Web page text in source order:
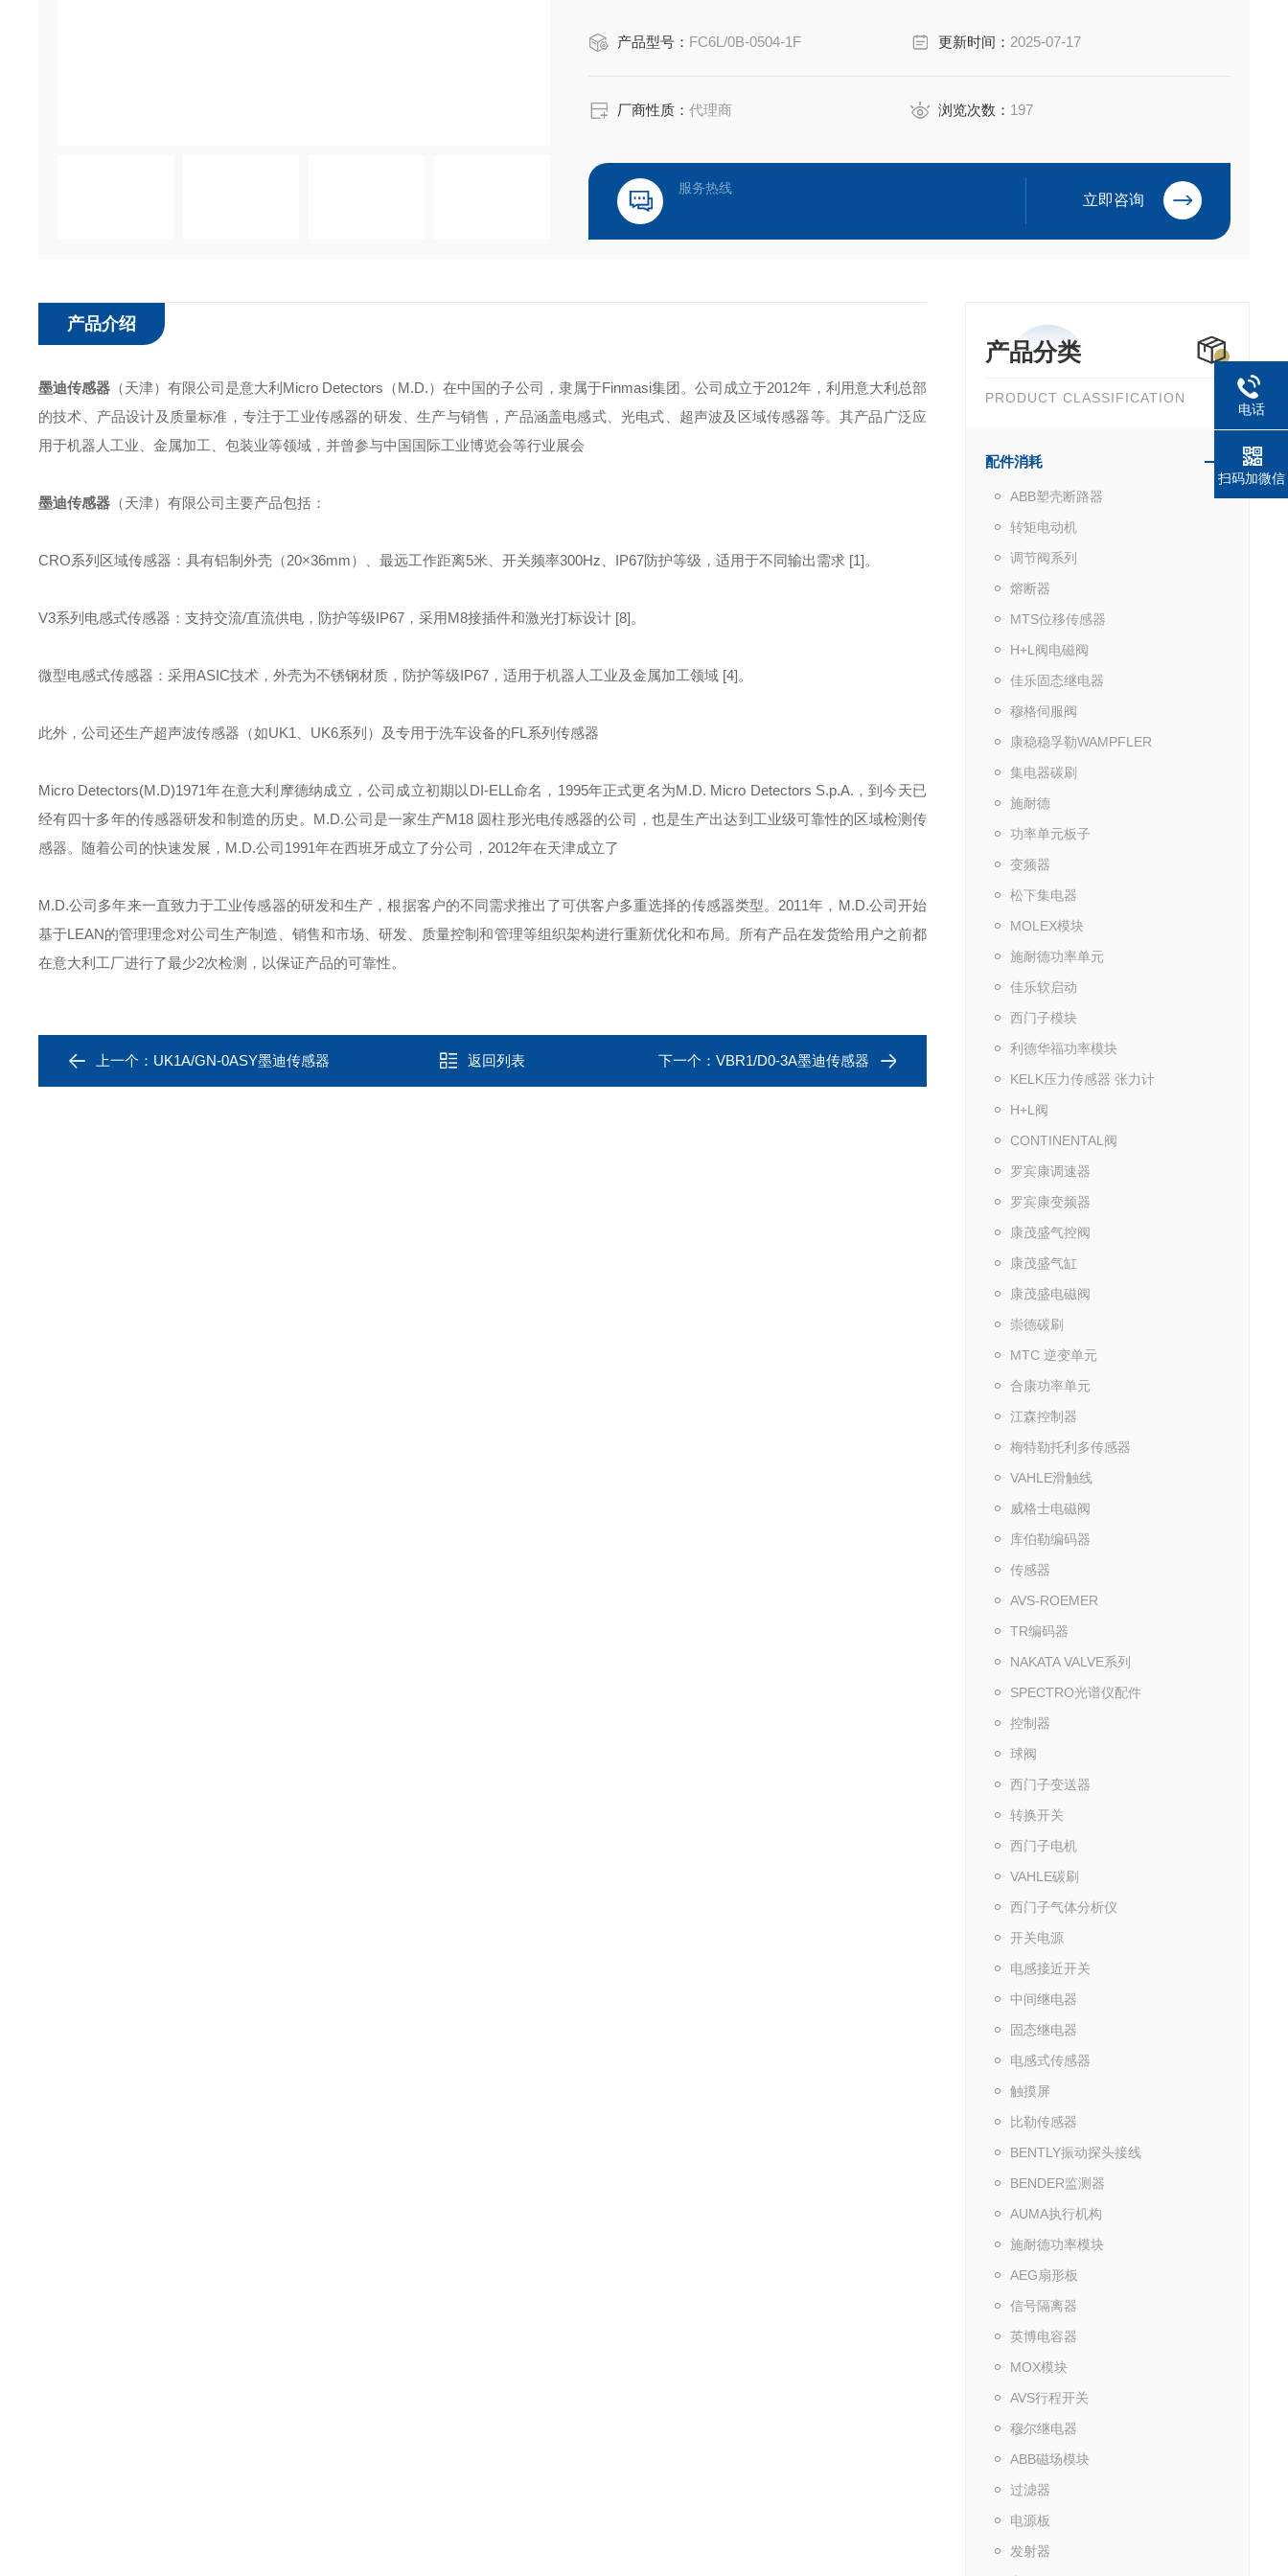
产品型号： FC6L/0B-0504-1F 更新时间： 2025-07-17
厂商性质：代理商 浏览次数： 197
服务热线
立即咨询
产品分类
PRODUCT CLASSIFICATION
配件消耗
ABB塑壳断路器
转矩电动机
调节阀系列
熔断器
MTS位移传感器
H+L阀电磁阀
佳乐固态继电器
穆格伺服阀
康稳稳孚勒WAMPFLER
集电器碳刷
施耐德
功率单元板子
变频器
松下集电器
MOLEX模块
施耐德功率单元
佳乐软启动
西门子模块
利德华福功率模块
KELK压力传感器 张力计
H+L阀
CONTINENTAL阀
罗宾康调速器
罗宾康变频器
康茂盛气控阀
康茂盛气缸
康茂盛电磁阀
崇德碳刷
MTC 逆变单元
合康功率单元
江森控制器
梅特勒托利多传感器
VAHLE滑触线
威格士电磁阀
库伯勒编码器
传感器
AVS-ROEMER
TR编码器
NAKATA VALVE系列
SPECTRO光谱仪配件
控制器
球阀
西门子变送器
转换开关
西门子电机
VAHLE碳刷
西门子气体分析仪
开关电源
电感接近开关
中间继电器
固态继电器
电感式传感器
触摸屏
比勒传感器
BENTLY振动探头接线
BENDER监测器
AUMA执行机构
施耐德功率模块
AEG扇形板
信号隔离器
英博电容器
MOX模块
AVS行程开关
穆尔继电器
ABB磁场模块
过滤器
电源板
发射器
产品介绍
墨迪传感器 （天津）有限公司是意大利Micro Detectors（M.D.）在中国的子公司，隶属于Finmasi集团。公司成立于2012年，利用意大利总部
的技术、产品设计及质量标准，专注于工业传感器的研发、生产与销售，产品涵盖电感式、光电式、超声波及区域传感器等。其产品广泛应
用于机器人工业、金属加工、包装业等领域，并曾参与中国国际工业博览会等行业展会
墨迪传感器 （天津）有限公司主要产品包括：
CRO系列区域传感器：具有铝制外壳（20×36mm）、最远工作距离5米、开关频率300Hz、IP67防护等级，适用于不同输出需求 [1]。
V3系列电感式传感器：支持交流/直流供电，防护等级IP67，采用M8接插件和激光打标设计 [8]。
微型电感式传感器：采用ASIC技术，外壳为不锈钢材质，防护等级IP67，适用于机器人工业及金属加工领域 [4]。
此外，公司还生产超声波传感器（如UK1、UK6系列）及专用于洗车设备的FL系列传感器
Micro Detectors(M.D)1971年在意大利摩德纳成立，公司成立初期以DI-ELL命名，1995年正式更名为M.D. Micro Detectors S.p.A.，到今天已
经有四十多年的传感器研发和制造的历史。M.D.公司是一家生产M18 圆柱形光电传感器的公司，也是生产出达到工业级可靠性的区域检测传
感器。随着公司的快速发展，M.D.公司1991年在西班牙成立了分公司，2012年在天津成立了
M.D.公司多年来一直致力于工业传感器的研发和生产，根据客户的不同需求推出了可供客户多重选择的传感器类型。2011年，M.D.公司开始
基于LEAN的管理理念对公司生产制造、销售和市场、研发、质量控制和管理等组织架构进行重新优化和布局。所有产品在发货给用户之前都
在意大利工厂进行了最少2次检测，以保证产品的可靠性。
上一个： UK1A/GN-0ASY墨迪传感器 返回列表 下一个： VBR1/D0-3A墨迪传感器
电话
扫码加微信